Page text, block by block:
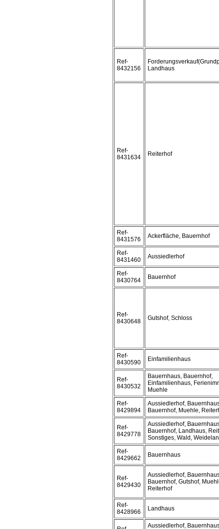
Ref-
8432156
Landhaus
Ref-
8431634
Reiterhof
Ref-
8431576
Ackerfläche, Bauernhof
Ref-
8431460
Aussiedlerhof
Ref-
8430764
Bauernhof
Ref-
8430648
Gutshof, Schloss
Ref-
8430590
Einfamilienhaus
Ref-
8430532
Bauernhaus, Bauernhof,
Einfamilienhaus,
Muehle
Ref-
8429894
Aussiedlerhof,
Bauernhof, Muehle,
Ref-
8429778
Aussiedlerhof,
Bauernhof, Landhaus,
Sonstiges, Wald,
Ref-
8429662
Bauernhaus
Ref-
8429430
Aussiedlerhof,
Bauernhof, Gutshof,
Reiterhof
Ref-
8428966
Landhaus
Aussiedlerhof,